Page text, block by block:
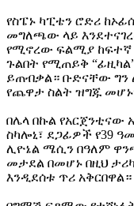
የስፔኑ ካፒቴን ሮድሪ
መግለጫው ላይ
የሚኖረው ፍልሚያ ከፍተኛ
ጉልበት የሚጠይቅ
ይጠብቃል። ቡድናቸው ግን
የጨዋታ ስልት ዝግጁ
በሌላ በኩል የአርጀንቲናው
ስካሎኒ፣ ደጋፊዎች የ39
ሊዮኔል ሜሲን በዓለም
መታደል በመሆኑ በዚህ
እንዲደሰቱ ጥሪ አቅርበዋል።